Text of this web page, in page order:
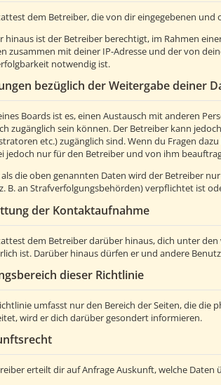
dem Betreiber, die von dir eingegebenen
hinaus ist der Betreiber berechtigt, im Rahmen
zusammen mit deiner IP-Adresse und der von
notwendig ist.
bezüglich der Weitergabe deiner
Boards ist es, einen Austausch mit anderen
zugänglich sein können. Der Betreiber kann
etc.) zugänglich sind. Wenn du Fragen
jedoch nur für den Betreiber und von ihm
die oben genannten Daten wird der Betreiber
B. an Strafverfolgungsbehörden) verpflichtet ist
der Kontaktaufnahme
dem Betreiber darüber hinaus, dich unter
ist. Darüber hinaus dürfen er und andere
dieser Richtlinie
umfasst nur den Bereich der Seiten, die
wird er dich darüber gesondert informieren.
erteilt dir auf Anfrage Auskunft, welche Daten